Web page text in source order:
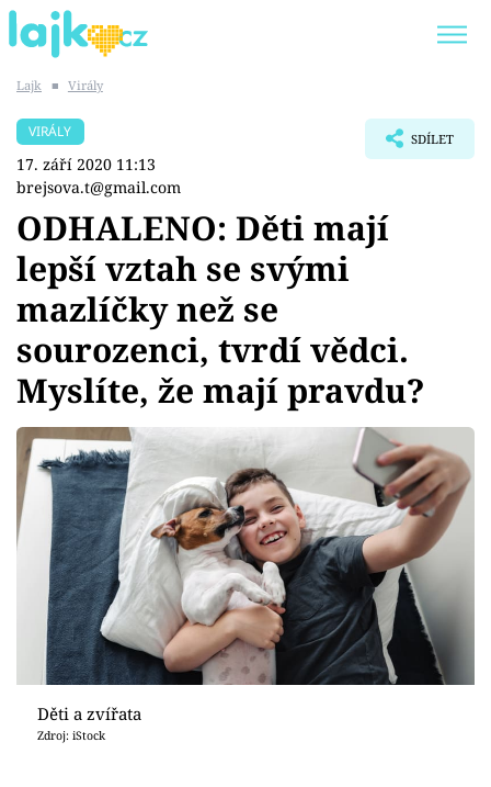
SHOPAHOLICADEL
Témata
Showbyznys
Youtubeři
Virály
Sex a vztahy
Videa
Sledujte prima+
Přihlášení
Lajk ■ Virály
VIRÁLY
17. září 2020 11:13
brejsova.t@gmail.com
SDÍLET
ODHALENO: Děti mají
lepší vztah se svými
mazlíčky než se
sourozenci, tvrdí vědci.
Myslíte, že mají pravdu?
Děti a zvířata
Zdroj: iStock